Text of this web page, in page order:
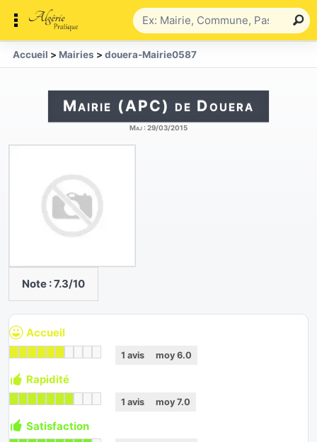
Accueil > Mairies > douera-Mairie0587
Mairie (APC) de Douera
Maj : 29/03/2015
Note :7.3/10
Accueil
1 avis moy 6.0
Rapidité
1 avis moy 7.0
Satisfaction